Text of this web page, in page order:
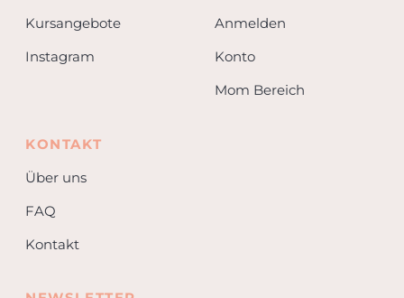
Kursangebote
Instagram
Anmelden
Konto
Mom Bereich
KONTAKT
Über uns
FAQ
Kontakt